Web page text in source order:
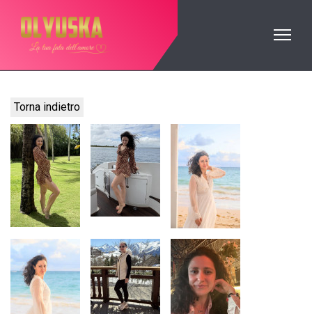
Torna indietro